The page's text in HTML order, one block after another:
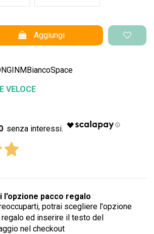
Aggiungi
VELOCE
l'opzione pacco regalo
potrai scegliere l'opzione
regalo ed inserire il testo del
nel checkout